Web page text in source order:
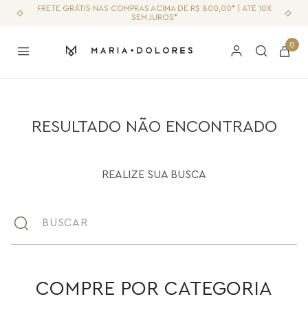
FRETE GRÁTIS NAS COMPRAS ACIMA DE R$ 800,00* | ATÉ 10X
SEM JUROS*
0
RESULTADO NÃO ENCONTRADO
REALIZE SUA BUSCA
Buscar
COMPRE POR CATEGORIA